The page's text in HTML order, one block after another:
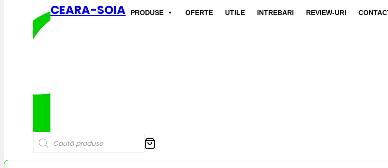
CEARA-SOIA PRODUSE OFERTE UTILE INTREBARI REVIEW-URI
Products
search